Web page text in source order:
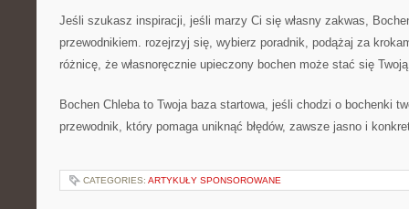
Jeśli szukasz inspiracji, jeśli marzy Ci się własny zakwas,
przewodnikiem. rozejrzyj się, wybierz poradnik, podążaj za
różnicę, że własnoręcznie upieczony bochen może stać się
Bochen Chleba to Twoja baza startowa, jeśli chodzi o bochenki
przewodnik, który pomaga uniknąć błędów, zawsze jasno i
CATEGORIES: ARTYKUŁY SPONSOROWANE